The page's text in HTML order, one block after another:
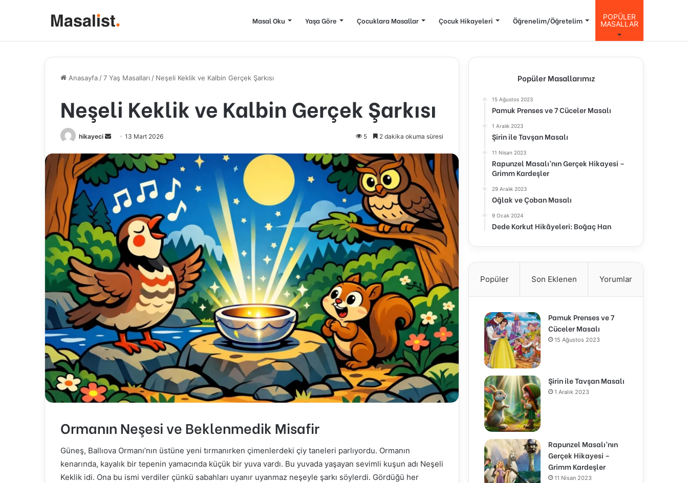
Masal Oku Yaşa Göre Çocuklara Masallar Çocuk Hikayeleri Öğrenelim/Öğretelim
POPÜLER
MASALLAR
Anasayfa /7 Yaş Masalları / Neşeli Keklik ve Kalbin Gerçek Şarkısı
Neşeli Keklik ve Kalbin Gerçek Şarkısı
hikayeci
r
p
o
t
a
g
ö
d
e
r
m
e
k
13 Mart 2026 5 2 dakika okuma süresi
Ormanın Neşesi ve Beklenmedik Misafir
Güneş, Ballıova Ormanı’nın üstüne yeni tırmanırken çimenlerdeki çiy taneleri parlıyordu. Ormanın
kenarında, kayalık bir tepenin yamacında küçük bir yuva vardı. Bu yuvada yaşayan sevimli kuşun adı Neşeli
Keklik idi. Ona bu ismi verdiler çünkü sabahları uyanır uyanmaz neşeyle şarkı söylerdi. Gördüğü her
Popüler Masallarımız
15 Ağustos 2023
Pamuk Prenses ve 7 Cüceler Masalı
1 Aralık 2023
Şirin ile Tavşan Masalı
11 Nisan 2023
Rapunzel Masalı’nın Gerçek Hikayesi –
Grimm Kardeşler
29 Aralık 2023
Oğlak ve Çoban Masalı
9 Ocak 2024
Dede Korkut Hikâyeleri: Boğaç Han
Popüler Son Eklenen Yorumlar
Pamuk Prenses ve 7
Cüceler Masalı
15 Ağustos 2023
Şirin ile Tavşan Masalı
1 Aralık 2023
Rapunzel Masalı’nın
Gerçek Hikayesi –
Grimm Kardeşler
11 Nisan 2023